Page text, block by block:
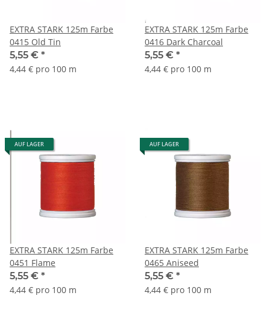
EXTRA STARK 125m Farbe
0415 Old Tin
5,55 € *
4,44 € pro 100 m
EXTRA STARK 125m Farbe
0416 Dark Charcoal
5,55 € *
4,44 € pro 100 m
AUF LAGER
EXTRA STARK 125m Farbe
0451 Flame
5,55 € *
4,44 € pro 100 m
AUF LAGER
EXTRA STARK 125m Farbe
0465 Aniseed
5,55 € *
4,44 € pro 100 m